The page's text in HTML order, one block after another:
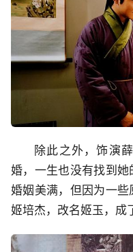
除此之外，饰演
婚，一生也没有找到
婚姻美满，但因为一
姬培杰，改名姬玉，成